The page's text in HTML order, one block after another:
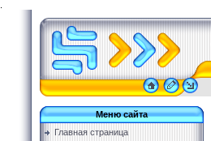
Меню сайта
Главная страница